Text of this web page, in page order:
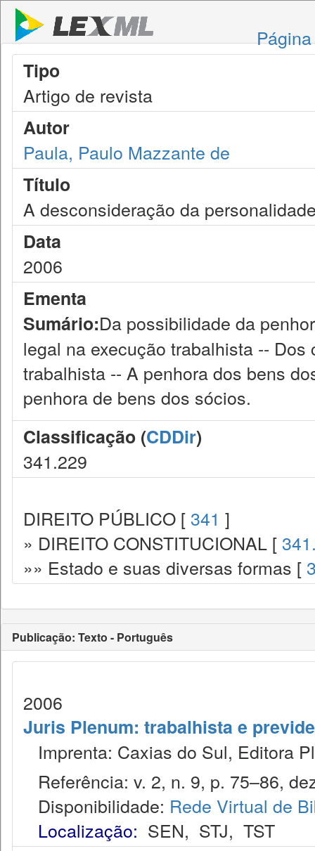
Tipo
Artigo de revista
Autor
Paula, Paulo Mazzante de
Título
A desconsideração da
Data
2006
Ementa
Sumário:Da possibilidade da
legal na execução trabalhista --
trabalhista -- A penhora dos bens
penhora de bens dos sócios.
Classificação (CDDir)
341.229
DIREITO PÚBLICO [ 341 ]
» DIREITO CONSTITUCIONAL [
»» Estado e suas diversas formas [
Publicação: Texto - Português
2006
Juris Plenum: trabalhista e
Imprenta: Caxias do Sul, Editora
Referência: v. 2, n. 9, p. 75–86,
Disponibilidade: Rede Virtual de
Localização: SEN, STJ, TST